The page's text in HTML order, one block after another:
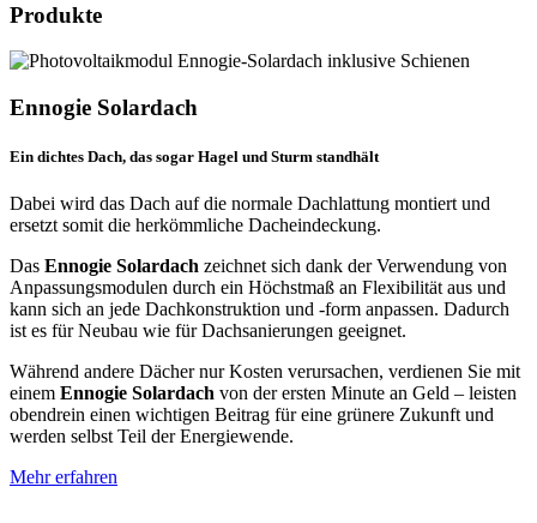
Produkte
Ennogie Solardach
Ein dichtes Dach, das sogar Hagel und Sturm standhält
Dabei wird das Dach auf die normale Dachlattung montiert und
ersetzt somit die herkömmliche Dacheindeckung.
Das Ennogie Solardach zeichnet sich dank der Verwendung von
Anpassungsmodulen durch ein Höchstmaß an Flexibilität aus und
kann sich an jede Dachkonstruktion und -form anpassen. Dadurch
ist es für Neubau wie für Dachsanierungen geeignet.
Während andere Dächer nur Kosten verursachen, verdienen Sie mit
einem Ennogie Solardach von der ersten Minute an Geld – leisten
obendrein einen wichtigen Beitrag für eine grünere Zukunft und
werden selbst Teil der Energiewende.
Mehr erfahren